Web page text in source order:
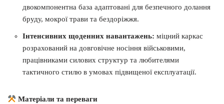
двокомпонентна база адаптовані для безпечного долання
бруду, мокрої трави та бездоріжжя.
Інтенсивних щоденних навантажень: міцний каркас
розрахований на довговічне носіння військовими,
працівниками силових структур та любителями
тактичного стилю в умовах підвищеної експлуатації.
Матеріали та переваги